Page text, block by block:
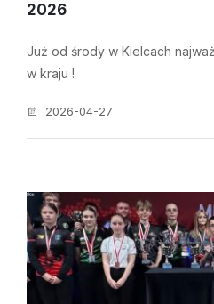
2026
Już od środy w Kielcach
w kraju !
2026-04-27